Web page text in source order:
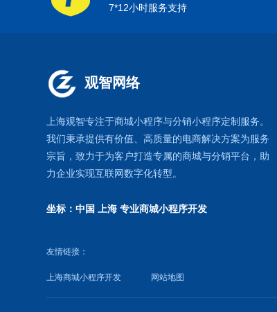
7*12小时服务支持
观智网络
上海观智专注于商城小程序与分销小程序定制 服务。
我们秉承提供有价值、高质量的电商解决方案为服务
宗旨，致力于为客户打造专属的商城与分销平台，助
力企业实现互联网数字化转型。
坐标：中国 上海专业商城小程序开发
友情链接：
上海商城小程序开发 网站地图